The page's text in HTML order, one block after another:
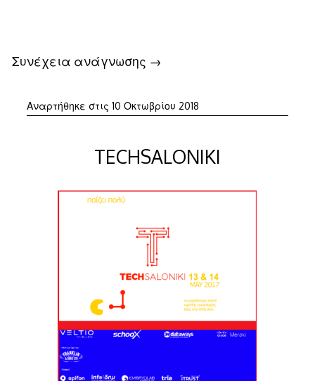
Συνέχεια ανάγνωσης →
Αναρτήθηκε στις 10 Οκτωβρίου 201810
TECHSALONIKI